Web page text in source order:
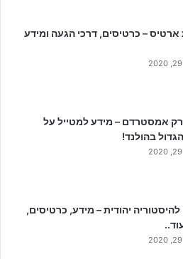
ארטיס – כרטיסים, דרכי הגעה ומידע
אמסטרדם – מידע למטייל על
בהולנד!
להיסטוריה יהודית – מידע, כרטיסים,